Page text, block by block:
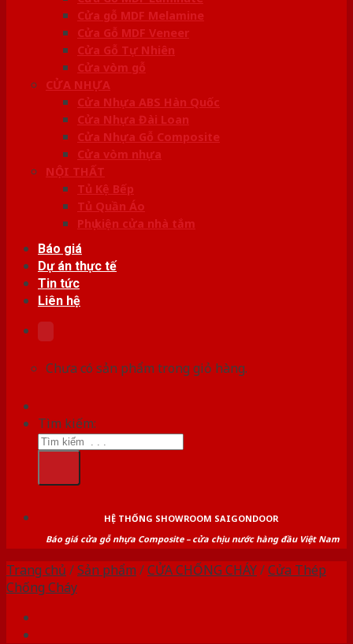
Cửa gỗ MDF Melamine
Cửa Gỗ MDF Veneer
Cửa Gỗ Tự Nhiên
Cửa vòm gỗ
CỬA NHỰA
Cửa Nhựa ABS Hàn Quốc
Cửa Nhựa Đài Loan
Cửa Nhựa Gỗ Composite
Cửa vòm nhựa
NỘI THẤT
Tủ Kệ Bếp
Tủ Quần Áo
Phụ kiện cửa nhà tắm
Báo giá
Dự án thực tế
Tin tức
Liên hệ
Chưa có sản phẩm trong giỏ hàng.
Tìm kiếm:
HỆ THỐNG SHOWROOM SAIGONDOOR
Báo giá cửa gỗ nhựa Composite – cửa chịu nước hàng đầu Việt Nam
Trang chủ /Sản phẩm /CỬA CHỐNG CHÁY/Cửa Thép
Chống Cháy